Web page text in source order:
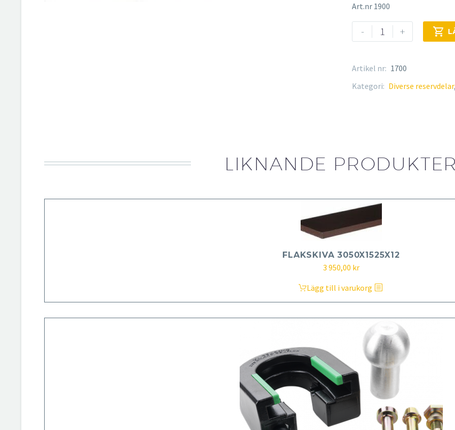
Art.nr 1900
-
Flakskiva
3050x1700x12
+ 
Artikel nr: 1700
Kategori: Diverse reservdelar
LIKNANDE
FLAKSKIVA 3050X1525X12
3 950,00 kr
Lägg till i varukorg